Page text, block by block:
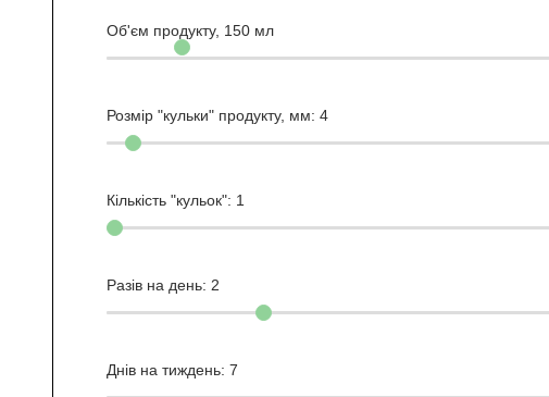
Об'єм продукту, 150 мл
Розмір "кульки" продукту, мм: 4
Кількість "кульок": 1
Разів на день: 2
Днів на тиждень: 7